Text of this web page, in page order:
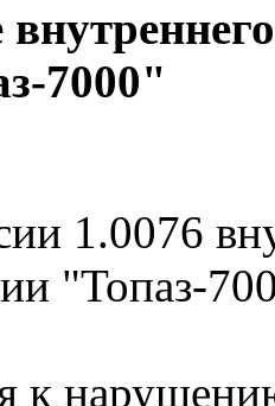
7000"
1.0076
"Топаз-
к